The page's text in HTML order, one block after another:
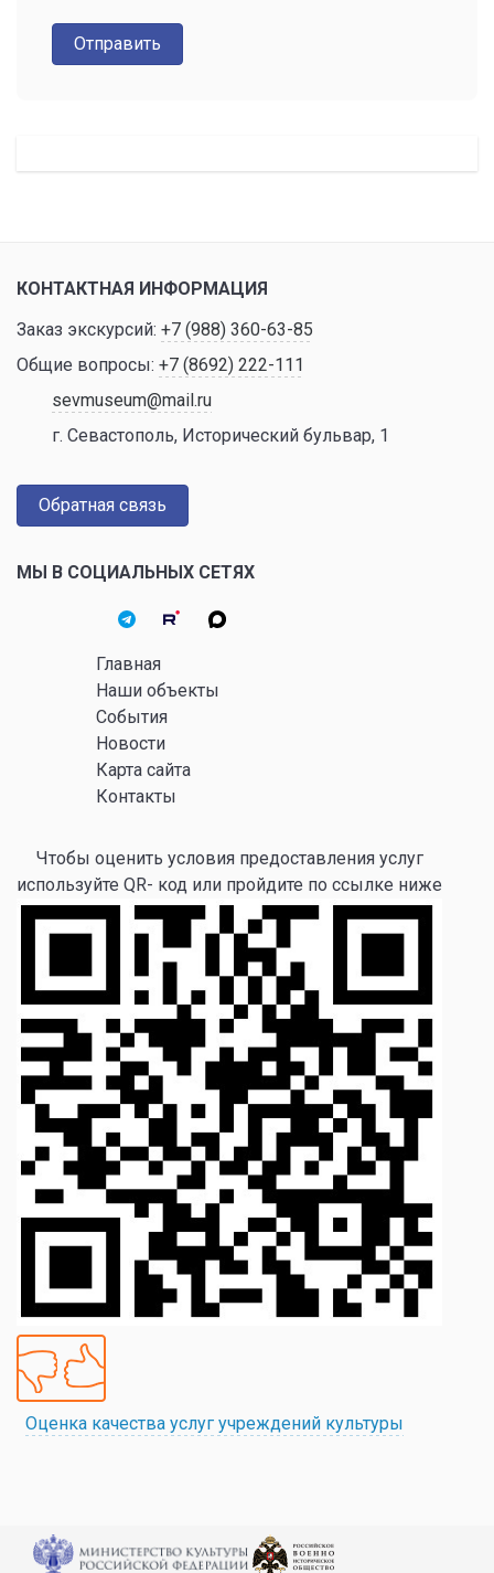
КОНТАКТНАЯ ИНФОРМАЦИЯ
Заказ экскурсий: +7 (988) 360-63-85
Общие вопросы: +7 (8692) 222-111
sevmuseum@mail.ru
г. Севастополь, Исторический бульвар, 1
Обратная связь
МЫ В СОЦИАЛЬНЫХ СЕТЯХ
Главная
Наши объекты
События
Новости
Карта сайта
Контакты
Чтобы оценить условия предоставления услуг
используйте QR- код или пройдите по ссылке ниже
Оценка качества услуг учреждений культуры